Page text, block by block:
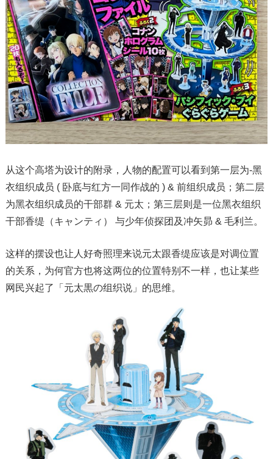
从这个高塔为设计的附录，人物的配置可以看到第一层为-黑
衣组织成员 ( 卧底与红方一同作战的 ) & 前组织成员；第二层
为黑衣组织成员的干部群 & 元太；第三层则是一位黑衣组织
干部香缇（キャンティ） 与少年侦探团及冲矢昴 & 毛利兰。
这样的摆设也让人好奇照理来说元太跟香缇应该是对调位置
的关系，为何官方也将这两位的位置特别不一样，也让某些
网民兴起了「元太黒の组织说」的思维。